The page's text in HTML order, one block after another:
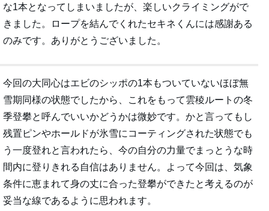
な1本となってしまいましたが、楽しいクライミングがで
きました。ロープを結んでくれたセキネくんには感謝ある
のみです。ありがとうございました。
今回の大同心はエビのシッポの1本もついていないほぼ無
雪期同様の状態でしたから、これをもって雲稜ルートの冬
季登攀と呼んでいいかどうかは微妙です。かと言ってもし
残置ピンやホールドが氷雪にコーティングされた状態でも
う一度登れと言われたら、今の自分の力量でまっとうな時
間内に登りきれる自信はありません。よって今回は、気象
条件に恵まれて身の丈に合った登攀ができたと考えるのが
妥当な線であるように思われます。